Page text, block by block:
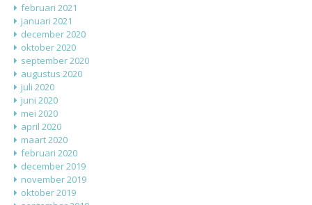
februari 2021
januari 2021
december 2020
oktober 2020
september 2020
augustus 2020
juli 2020
juni 2020
mei 2020
april 2020
maart 2020
februari 2020
december 2019
november 2019
oktober 2019